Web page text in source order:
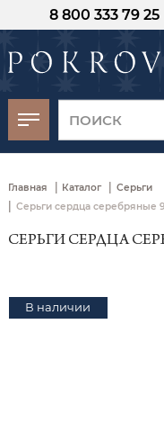
8 800 333 79 25
Главная | Каталог | Серьги
| Серьги сердца серебряные
СЕРЬГИ СЕРДЦА
В наличии
-30%
от
момента оплаты